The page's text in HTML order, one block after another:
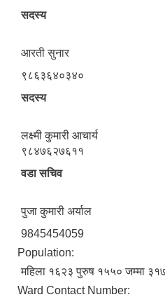
सदस्य
आरती सुनार
९८६३६४०३४०
सदस्य
लक्ष्मी कुमारी आचार्य
९८४७६२७६११
वडा सचिव
पुजा कुमारी अर्याल
9845454059
Population:
महिला १६२३ पुरुष १५५० जम्मा
Ward Contact Number: